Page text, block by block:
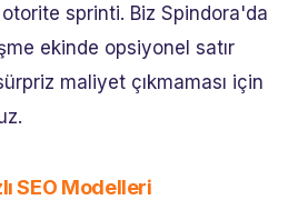
sprinti. Biz Spindora'da
ekinde opsiyonel satır
maliyet çıkmaması için
SEO Modelleri